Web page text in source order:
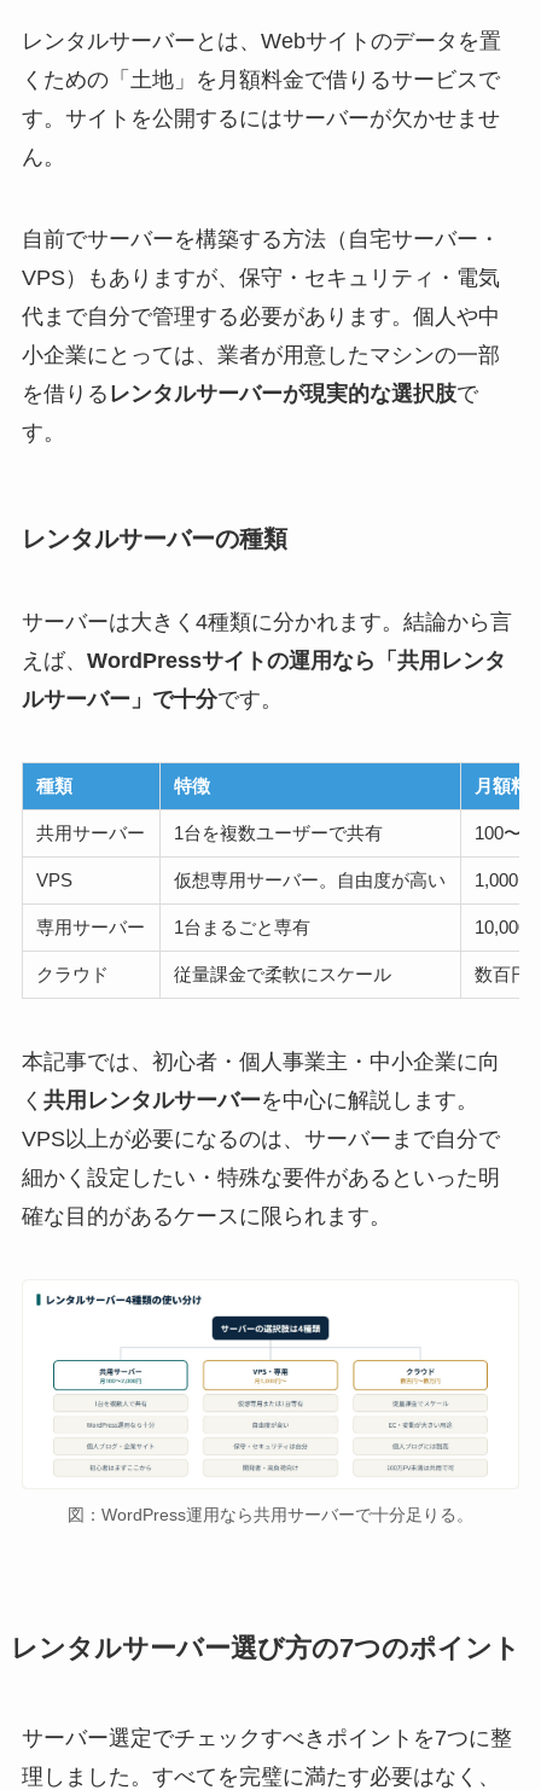
レンタルサーバーとは、Webサイトのデータを置
くための「土地」を月額料金で借りるサービスで
す。サイトを公開するにはサーバーが欠かせませ
ん。
自前でサーバーを構築する方法（自宅サーバー・
VPS）もありますが、保守・セキュリティ・電気
代まで自分で管理する必要があります。個人や中
小企業にとっては、業者が用意したマシンの一部
を借りる レンタルサーバーが現実的な選択肢で
す。
レンタルサーバーの種類
サーバーは大きく4種類に分かれます。結論から言
えば、 WordPressサイトの運用なら「共用レンタ
ルサーバー」で十分です。
種類 特徴 月額料
共用サーバー 1台を複数ユーザーで共有 100〜
VPS 仮想専用サーバー。自由度が高い 1,000
専用サーバー 1台まるごと専有 10,000
クラウド 従量課金で柔軟にスケール 数百円
本記事では、初心者・個人事業主・中小企業に向
く 共用レンタルサーバーを中心に解説します。
VPS以上が必要になるのは、サーバーまで自分で
細かく設定したい・特殊な要件があるといった明
確な目的があるケースに限られます。
図：WordPress運用なら共用サーバーで十分足りる。
レンタルサーバー選び方の7つのポイント
サーバー選定でチェックすべきポイントを7つに整
理しました。すべてを完璧に満たす必要はなく、